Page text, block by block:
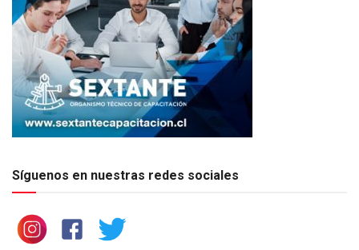
Síguenos en nuestras redes sociales